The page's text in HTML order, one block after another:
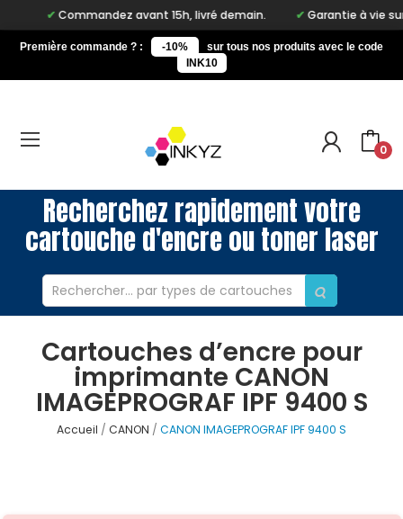
Commandez avant 15h, livré demain. Garantie à vie sur
Première commande ? : -10%
sur tous nos produits avec le code
INK10
0
Recherchez rapidement votre
cartouche d'encre ou toner laser
Cartouches d’encre pour
imprimante CANON
IMAGEPROGRAF IPF 9400 S
Accueil CANON CANON IMAGEPROGRAF IPF 9400 S